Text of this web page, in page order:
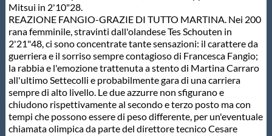
Mitsui in 2'10"28.
REAZIONE FANGIO-GRAZIE DI TUTTO MARTINA. Nei 200
rana femminile, stravinti dall'olandese Tes Schouten in
2'21"48, ci sono concentrate tante sensazioni: il carattere da
guerriera e il sorriso sempre contagioso di Francesca Fangio;
la rabbia e l'emozione trattenuta a stento di Martina Carraro
all'ultimo Settecolli e probabilmente gara di una carriera
sempre di alto livello. Le due azzurre non sfigurano e
chiudono rispettivamente al secondo e terzo posto ma con
tempi che possono essere di peso differente, per un'eventuale
chiamata olimpica da parte del direttore tecnico Cesare